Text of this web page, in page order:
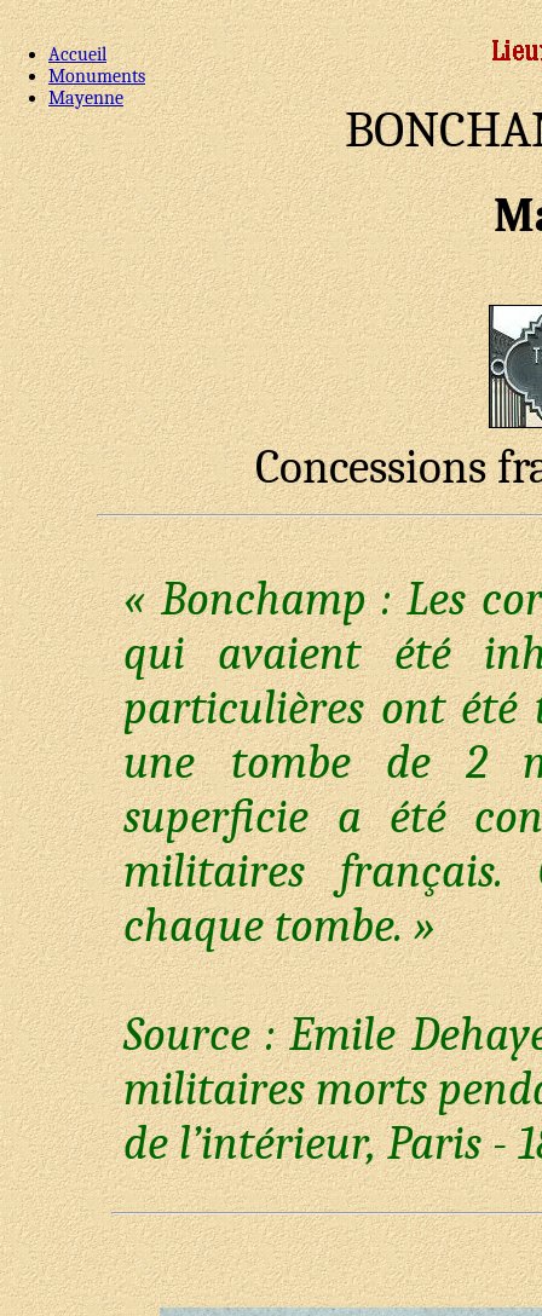
Accueil
Monuments
Mayenne
Concessions
« Bonchamp : Les
qui avaient été
particulières ont été
une tombe de 2
superficie a été
militaires
chaque tombe. »
Source : Emile
militaires morts
de l’intérieur, Paris -